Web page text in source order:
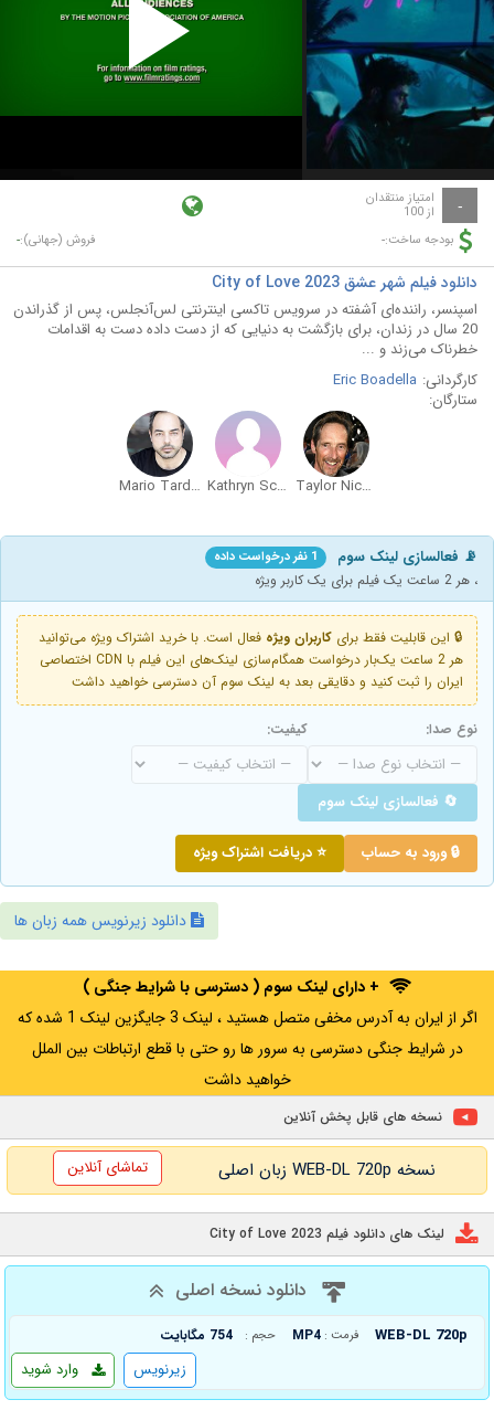
Play
Video
- امتیاز منتقدان
از 100
بودجه ساخت:- فروش (جهانی):-
دانلود فیلم شهر عشق City of Love 2023
اسپنسر، راننده‌ای آشفته در سرویس تاکسی اینترنتی لس‌آنجلس، پس از گذراندن
20 سال در زندان، برای بازگشت به دنیایی که از دست داده دست به اقدامات
خطرناک می‌زند و ...
کارگردانی: Eric Boadella
ستارگان:
Taylor Nichols
Kathryn Schott
Mario Tardón
📡 فعالسازی لینک سوم 1 نفر درخواست داده
، هر 2 ساعت یک فیلم برای یک کاربر ویژه
🔒 این قابلیت فقط برای کاربران ویژه فعال است. با خرید اشتراک ویژه می‌توانید
هر 2 ساعت یک‌بار درخواست همگام‌سازی لینک‌های این فیلم با CDN اختصاصی
ایران را ثبت کنید و دقایقی بعد به لینک سوم آن دسترسی خواهید داشت
نوع صدا: کیفیت:
🔄 فعالسازی لینک سوم
🔒 ورود به حساب ⭐ دریافت اشتراک ویژه
دانلود زیرنویس همه زبان ها
+ دارای لینک سوم ( دسترسی با شرایط جنگی )
اگر از ایران به آدرس مخفی متصل هستید ، لینک 3 جایگزین لینک 1 شده که
در شرایط جنگی دسترسی به سرور ها رو حتی با قطع ارتباطات بین الملل
خواهید داشت
نسخه های قابل پخش آنلاین
نسخه WEB-DL 720p زبان اصلی تماشای آنلاین
لینک های دانلود فیلم City of Love 2023
دانلود نسخه اصلی
WEB-DL 720p فرمت : MP4 حجم : 754 مگابایت
وارد شوید زیرنویس